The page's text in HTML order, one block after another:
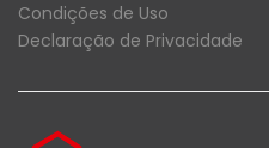
Condições de Uso
Declaração de Privacidade